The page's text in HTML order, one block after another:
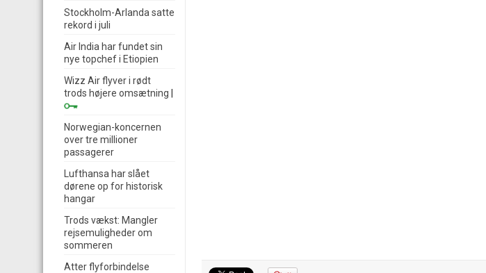
Stockholm-Arlanda satte
rekord i juli
Air India har fundet sin
nye topchef i Etiopien
Wizz Air flyver i rødt
trods højere omsætning
Norwegian-koncernen
over tre millioner
passagerer
Lufthansa har slået
dørene op for historisk
hangar
Trods vækst: Mangler
rejsemuligheder om
sommeren
Atter flyforbindelse